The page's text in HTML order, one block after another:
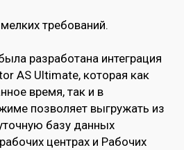
требований.
разработана интеграция
AS Ultimate, которая как
время, так и в
позволяет выгружать из
базу данных
центрах и Рабочих